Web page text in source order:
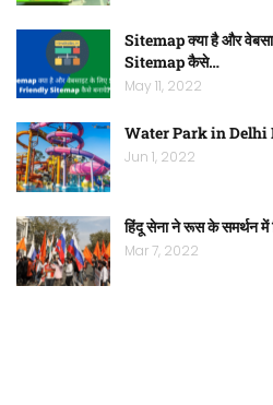
Sitemap क्या है और
Sitemap कैसे…
May 11, 2022
Water Park in Delhi
Jun 1, 2022
हिंदू सेना ने रूस के समर्थन
Mar 7, 2022